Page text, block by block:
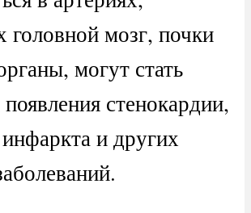
мозг, почки
могут стать
стенокардии,
и других